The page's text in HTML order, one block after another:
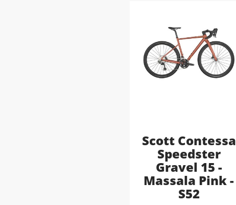
Scott Contessa
Speedster
Gravel 15 -
Massala Pink -
S52